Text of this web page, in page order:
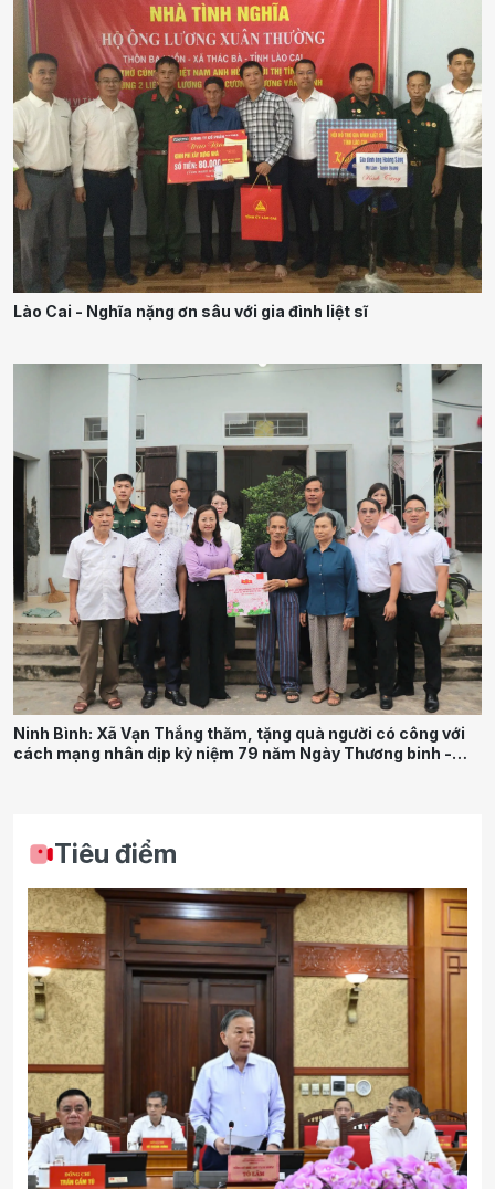
Lào Cai - Nghĩa nặng ơn sâu với gia đình liệt sĩ
Ninh Bình: Xã Vạn Thắng thăm, tặng quà người có công với
cách mạng nhân dịp kỷ niệm 79 năm Ngày Thương binh -
Tiêu điểm